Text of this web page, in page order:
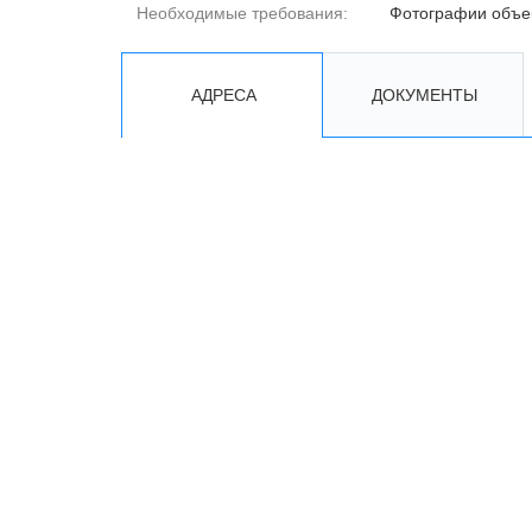
Необходимые требования: Фотографии
АДРЕСА ДОКУМЕНТЫ